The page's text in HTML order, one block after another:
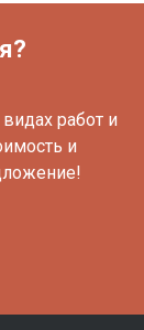
работ и
и